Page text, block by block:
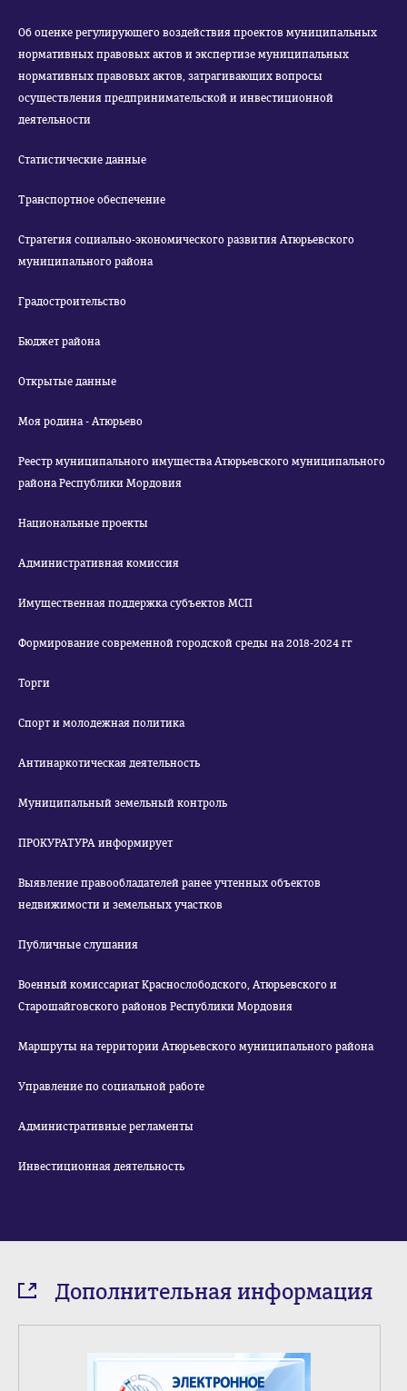
Об оценке регулирующего воздействия проектов муниципальных
нормативных правовых актов и экспертизе муниципальных
нормативных правовых актов, затрагивающих вопросы
осуществления предпринимательской и инвестиционной
деятельности
Статистические данные
Транспортное обеспечение
Стратегия социально-экономического развития Атюрьевского
муниципального района
Градостроительство
Бюджет района
Открытые данные
Моя родина - Атюрьево
Реестр муниципального имущества Атюрьевского муниципального
района Республики Мордовия
Национальные проекты
Административная комиссия
Имущественная поддержка субъектов МСП
Формирование современной городской среды на 2018-2024 гг
Торги
Спорт и молодежная политика
Антинаркотическая деятельность
Муниципальный земельный контроль
ПРОКУРАТУРА информирует
Выявление правообладателей ранее учтенных объектов
недвижимости и земельных участков
Публичные слушания
Военный комиссариат Краснослободского, Атюрьевского и
Старошайговского районов Республики Мордовия
Маршруты на территории Атюрьевского муниципального района
Управление по социальной работе
Административные регламенты
Инвестиционная деятельность
Дополнительная информация